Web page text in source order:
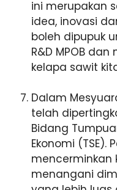
ini merupakan
idea, inovasi
boleh dipupuk
R&D MPOB
kelapa sawit
Dalam
telah
Bidang
Ekonomi (TSE).
mencerminkan
menangani